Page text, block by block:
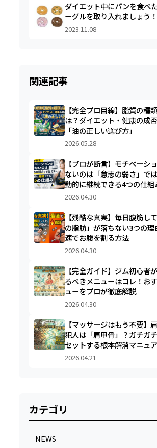
ダイエット中にパンを食べ
ーグルを取り入れましょう！
2023.11.08
関連記事
【完全プロ目線】脂質の種
は？ダイエット・健康の成
「油の正しい選び方」
2026.05.28
【プロが断言】モチベーシ
ないのは「意志の弱さ」で
動的に継続できる4つの仕組
2026.04.30
【残酷な真実】毎日腹筋し
の脂肪」が落ちない3つの理
速でお腹を割る方法
2026.04.30
【完全ガイド】ジム初心者
るべきメニューはコレ！お
ューをプロが徹底解説
2026.04.30
【マッサージはもう不要】
犯人は「肩甲骨」？ガチガ
セットする根本解消マニュ
2026.04.21
カテゴリ
NEWS